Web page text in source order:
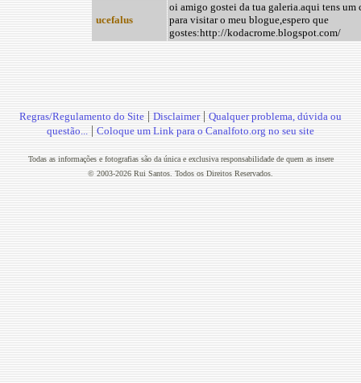
ucefalus
oi amigo gostei da tua galeria.aqui tens um
para visitar o meu blogue,espero que
gostes:http://kodacrome.blogspot.com/
Regras/Regulamento do Site | Disclaimer| Qualquer problema, dúvida ou
questão... | Coloque um Link para o Canalfoto.org no seu site
Todas as informações e fotografias são da única e exclusiva responsabilidade de quem as insere
© 2003-2026 Rui Santos. Todos os Direitos Reservados.